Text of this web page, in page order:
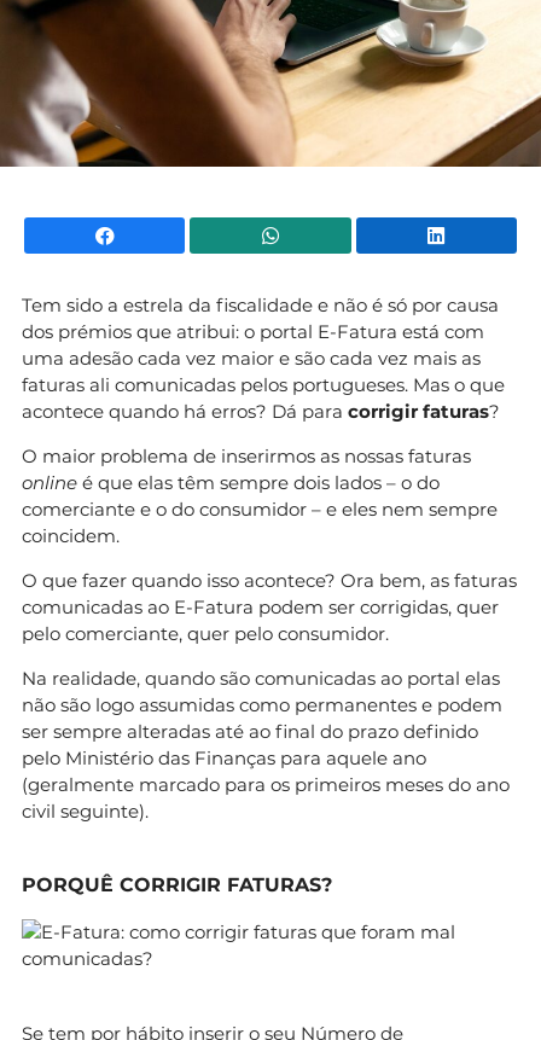
Facebook WhatsApp
Tem sido a estrela da fiscalidade e não é só por causa
dos prémios que atribui: o portal E-Fatura está com
uma adesão cada vez maior e são cada vez mais as
faturas ali comunicadas pelos portugueses. Mas o que
acontece quando há erros? Dá para corrigir faturas?
O maior problema de inserirmos as nossas faturas
online é que elas têm sempre dois lados – o do
comerciante e o do consumidor – e eles nem sempre
coincidem.
O que fazer quando isso acontece? Ora bem, as faturas
comunicadas ao E-Fatura podem ser corrigidas, quer
pelo comerciante, quer pelo consumidor.
Na realidade, quando são comunicadas ao portal elas
não são logo assumidas como permanentes e podem
ser sempre alteradas até ao final do prazo definido
pelo Ministério das Finanças para aquele ano
(geralmente marcado para os primeiros meses do ano
civil seguinte).
PORQUÊ CORRIGIR FATURAS?
Se tem por hábito inserir o seu Número de